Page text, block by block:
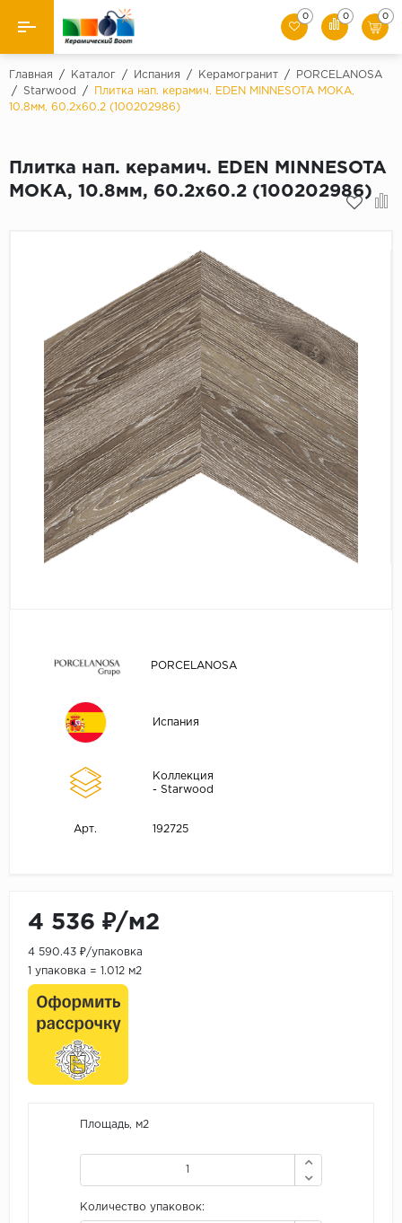
Назад
Производители
Керамогранит
Искусственный камень
0 0 0
Главная / Каталог / Испания / Керамогранит /
PORCELANOSA
/
Starwood /
Плитка нап. керамич. EDEN MINNESOTA MOKA,
10.8мм, 60.2x60.2 (100202986)
Плитка нап. керамич. EDEN MINNESOTA
MOKA, 10.8мм, 60.2x60.2 (100202986)
PORCELANOSA
Испания
Коллекция
- Starwood
Арт. 192725
4 536 ₽/м2
4 590.43 ₽/упаковка
1 упаковка = 1.012 м2
Площадь, м2
Количество упаковок: